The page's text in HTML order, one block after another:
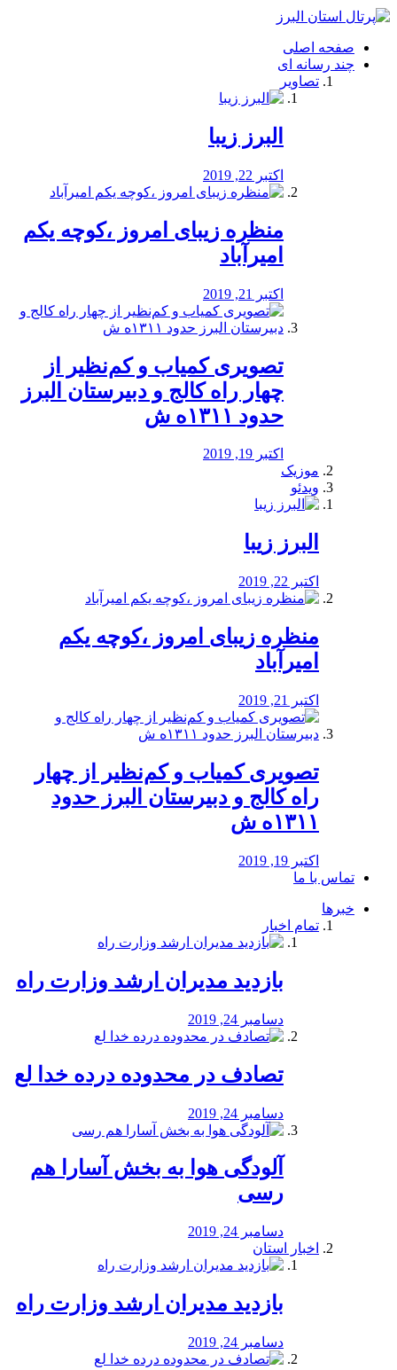
فصد
شرق
تهران
خشکشویی
صفحه اصلی
چند رسانه ای
تصاویر
البرز زیبا
اکتبر 22, 2019
منظره‌‌ زیبای امروز ،کوچه یکم
امیرآباد
اکتبر 21, 2019
️تصویری کمیاب و کم‌نظیر از
چهار راه كالج و دبيرستان البرز
حدود ۱۳۱۱ه ش
اکتبر 19, 2019
موزیک
ویدئو
البرز زیبا
اکتبر 22, 2019
منظره‌‌ زیبای امروز ،کوچه یکم
امیرآباد
اکتبر 21, 2019
️تصویری کمیاب و کم‌نظیر از چهار
راه كالج و دبيرستان البرز حدود
۱۳۱۱ه ش
اکتبر 19, 2019
تماس با ما
خبرها
تمام اخبار
بازدید مدیران ارشد وزارت راه
دسامبر 24, 2019
تصادف در محدوده درده خدا لع
دسامبر 24, 2019
آلودگی هوا به بخش آسارا هم
رسی
دسامبر 24, 2019
اخبار استان
بازدید مدیران ارشد وزارت راه
دسامبر 24, 2019